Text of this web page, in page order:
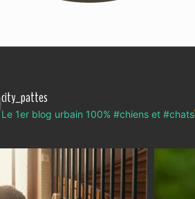
city_pattes
Le 1er blog urbain 100% #chiens et #chats